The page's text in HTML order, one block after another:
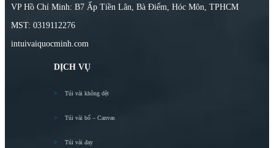
VP Hồ Chí Minh: B7 Ấp Tiền Lân, Bà Điểm, Hóc Môn, TPHCM
MST: 0319112276
intuivaiquocminh.com
DỊCH VỤ
Túi vải không dệt
Túi vải bố – Canvas
Túi vải đay